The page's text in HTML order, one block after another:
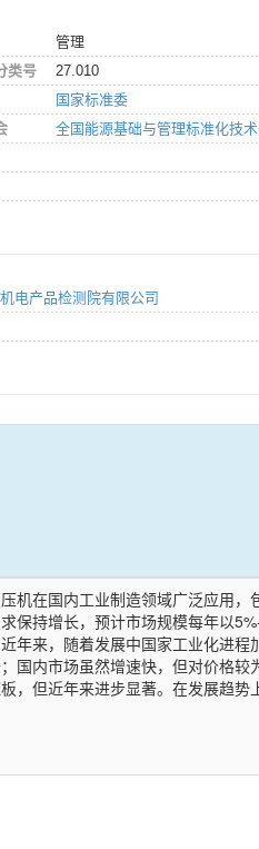
管理
类号
27.010
国家标准委
全国能源基础与管理标准化技
电产品检测院有限公司
机在国内工业制造领域广泛应用
保持增长，预计市场规模每年以
年来，随着发展中国家工业化进
国内市场虽然增速快，但对价格
，但近年来进步显著。在发展趋